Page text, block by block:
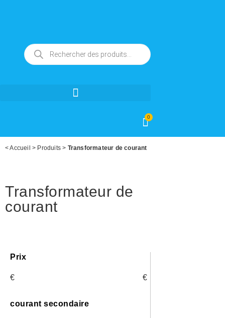
0
<Accueil > Produits > Transformateur de courant
Transformateur de
courant
Prix
€ €
courant secondaire